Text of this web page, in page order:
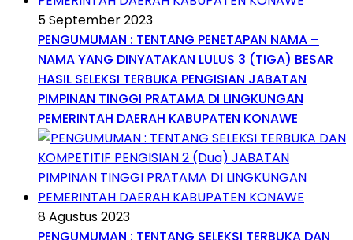
5 September 2023
PENGUMUMAN : TENTANG PENETAPAN NAMA –
NAMA YANG DINYATAKAN LULUS 3 (TIGA) BESAR
HASIL SELEKSI TERBUKA PENGISIAN JABATAN
PIMPINAN TINGGI PRATAMA DI LINGKUNGAN
PEMERINTAH DAERAH KABUPATEN KONAWE
8 Agustus 2023